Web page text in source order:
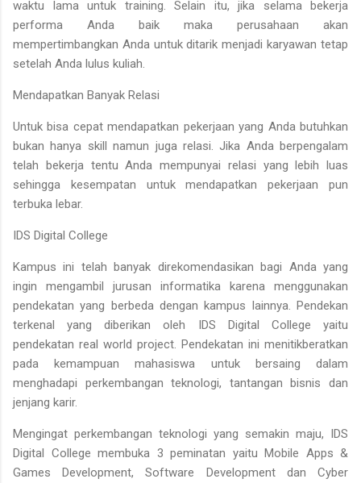
waktu lama untuk training. Selain itu, jika selama bekerja
performa Anda baik maka perusahaan akan
mempertimbangkan Anda untuk ditarik menjadi karyawan tetap
setelah Anda lulus kuliah.
Mendapatkan Banyak Relasi
Untuk bisa cepat mendapatkan pekerjaan yang Anda butuhkan
bukan hanya skill namun juga relasi. Jika Anda berpengalam
telah bekerja tentu Anda mempunyai relasi yang lebih luas
sehingga kesempatan untuk mendapatkan pekerjaan pun
terbuka lebar.
IDS Digital College
Kampus ini telah banyak direkomendasikan bagi Anda yang
ingin mengambil jurusan informatika karena menggunakan
pendekatan yang berbeda dengan kampus lainnya. Pendekan
terkenal yang diberikan oleh IDS Digital College yaitu
pendekatan real world project. Pendekatan ini menitikberatkan
pada kemampuan mahasiswa untuk bersaing dalam
menghadapi perkembangan teknologi, tantangan bisnis dan
jenjang karir.
Mengingat perkembangan teknologi yang semakin maju, IDS
Digital College membuka 3 peminatan yaitu Mobile Apps &
Games Development, Software Development dan Cyber